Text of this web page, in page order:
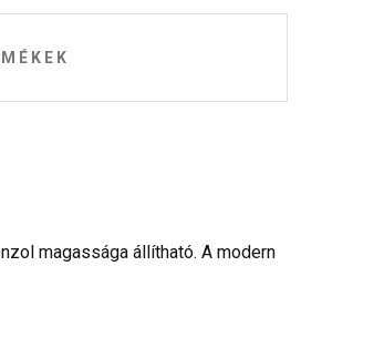
magassága állítható. A modern